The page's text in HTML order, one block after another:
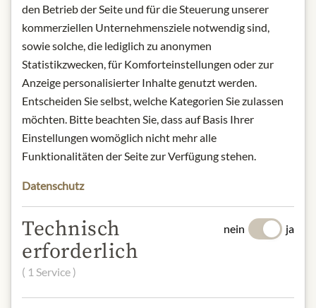
abweichen kann.
ZUTATEN & ALLERGENE
Schweinefleisch, Emmentaler 18 %,
Laktose, Salz, Pfeffer, Zucker,
Dextrose, Knoblauch,
Konservierungsstoffe: Kaliumnitrat
und Natriumnitrit, Muskatblüte,
Fermente.
Glyzerin, Zellulose). Zur Herstellung
Schweinefleisch verarbeitet.
Kann Spuren von Schalenfrüchten
enthalten.
Milch und Milcherzeugnisse,
den Betrieb der Seite und für die Steuerung unserer
kommerziellen Unternehmensziele notwendig sind,
sowie solche, die lediglich zu anonymen
Statistikzwecken, für Komforteinstellungen oder zur
Anzeige personalisierter Inhalte genutzt werden.
Entscheiden Sie selbst, welche Kategorien Sie zulassen
möchten. Bitte beachten Sie, dass auf Basis Ihrer
Einstellungen womöglich nicht mehr alle
Funktionalitäten der Seite zur Verfügung stehen.
Datenschutz
Technisch
erforderlich
( 1 Service )
nein ja